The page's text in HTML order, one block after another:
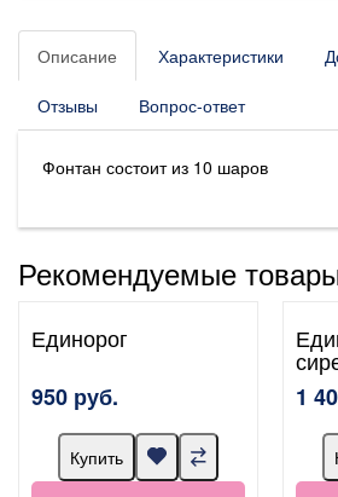
Описание Характеристики
Отзывы Вопрос-ответ
Фонтан состоит из 10 шаров
Рекомендуемые
Единорог
950 руб.
Купить
1